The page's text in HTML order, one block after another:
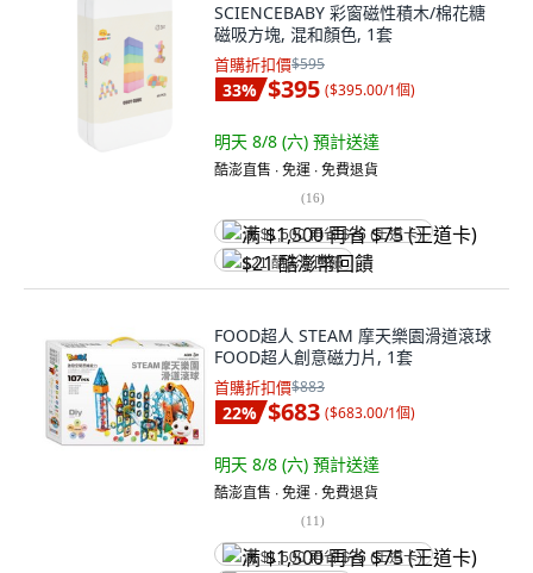
SCIENCEBABY 彩窗磁性積木/棉花糖
磁吸方塊, 混和顏色, 1套
首購折扣價$595
33% $395 ($395.00/1個)
明天 8/8 (六) 預計送達
酷澎直售 ∙ 免運 ∙ 免費退貨
(16)
满 $1,500 再省 $75 (王道卡)
$21 酷澎幣回饋
FOOD超人 STEAM 摩天樂園滑道滾球
FOOD超人創意磁力片, 1套
首購折扣價$883
22% $683 ($683.00/1個)
明天 8/8 (六) 預計送達
酷澎直售 ∙ 免運 ∙ 免費退貨
(11)
满 $1,500 再省 $75 (王道卡)